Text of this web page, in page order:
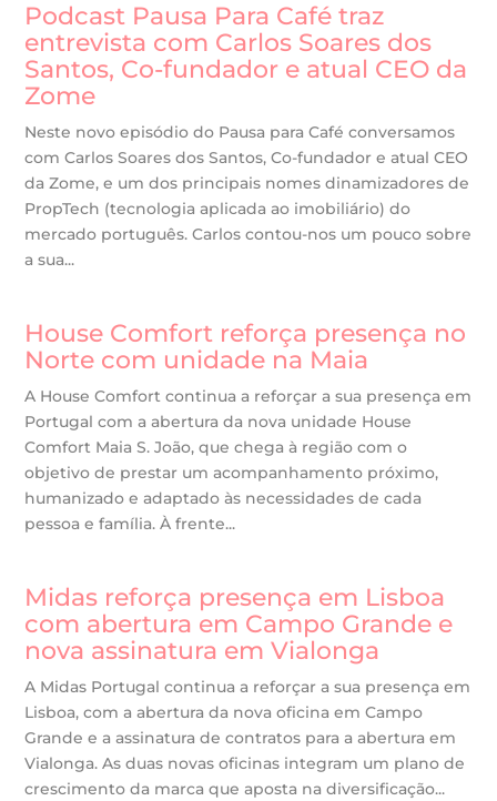
Podcast Pausa Para Café traz
entrevista com Carlos Soares dos
Santos, Co-fundador e atual CEO da
Zome
Neste novo episódio do Pausa para Café conversamos
com Carlos Soares dos Santos, Co-fundador e atual CEO
da Zome, e um dos principais nomes dinamizadores de
PropTech (tecnologia aplicada ao imobiliário) do
mercado português. Carlos contou-nos um pouco sobre
a sua...
House Comfort reforça presença no
Norte com unidade na Maia
A House Comfort continua a reforçar a sua presença em
Portugal com a abertura da nova unidade House
Comfort Maia S. João, que chega à região com o
objetivo de prestar um acompanhamento próximo,
humanizado e adaptado às necessidades de cada
pessoa e família. À frente...
Midas reforça presença em Lisboa
com abertura em Campo Grande e
nova assinatura em Vialonga
A Midas Portugal continua a reforçar a sua presença em
Lisboa, com a abertura da nova oficina em Campo
Grande e a assinatura de contratos para a abertura em
Vialonga. As duas novas oficinas integram um plano de
crescimento da marca que aposta na diversificação...